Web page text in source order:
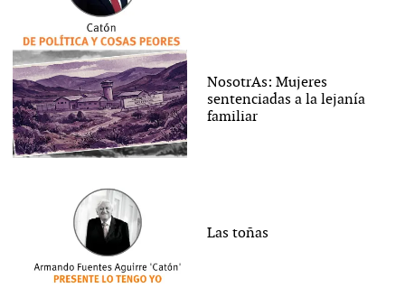
NosotrAs: Mujeres
sentenciadas a la lejanía
familiar
Las toñas